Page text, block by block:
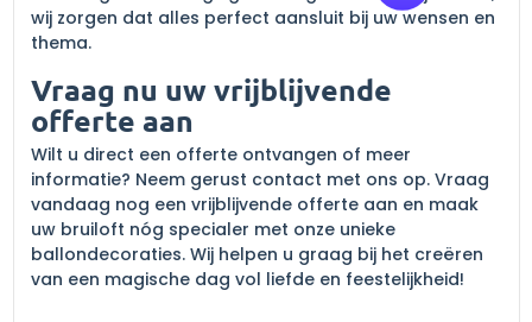
wij zorgen dat alles perfect aansluit bij uw wensen en
thema.
Vraag nu uw vrijblijvende
offerte aan
Wilt u direct een offerte ontvangen of meer
informatie? Neem gerust contact met ons op. Vraag
vandaag nog een vrijblijvende offerte aan en maak
uw bruiloft nóg specialer met onze unieke
ballondecoraties. Wij helpen u graag bij het creëren
van een magische dag vol liefde en feestelijkheid!